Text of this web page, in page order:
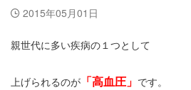
2015年05月01日
親世代に多い疾病の１つとして
上げられるのが 「高血圧」 です。